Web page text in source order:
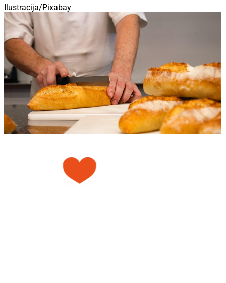
Ilustracija/Pixabay